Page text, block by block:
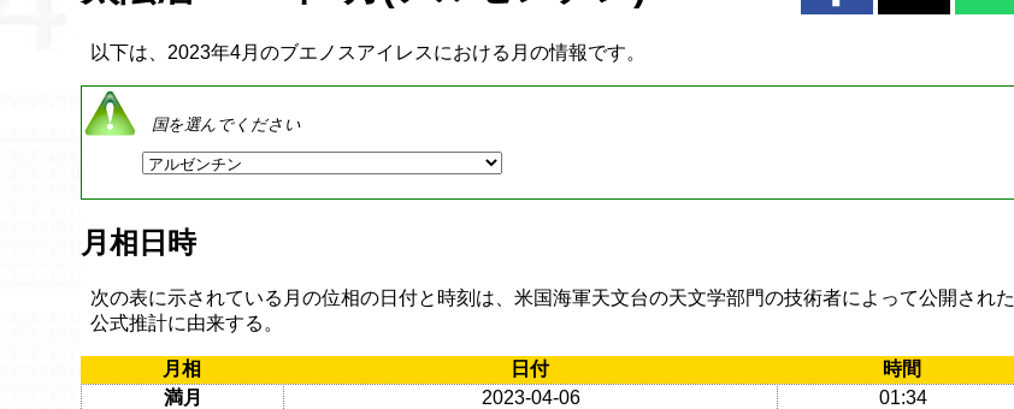
以下は、2023年4月のブエノスアイレスにおける月の情報です。
国を選んでください
月相日時
次の表に示されている月の位相の日付と時刻は、米国海軍天文台の天文学部門の技術者によって公開された
公式推計に由来する。
月相 日付
時間
満月
2023-04-06
01:34